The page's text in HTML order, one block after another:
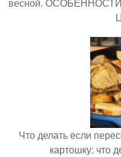
Что делать если
картошку: что